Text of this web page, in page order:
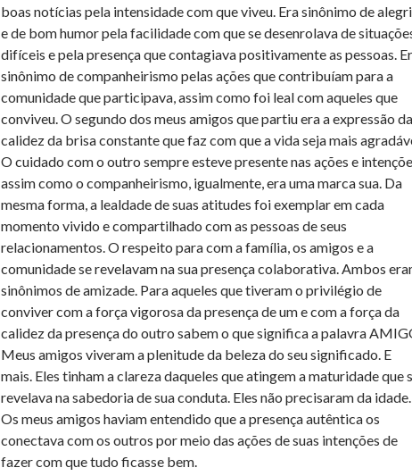
boas notícias pela intensidade com que viveu. Era sinônimo de
e de bom humor pela facilidade com que se desenrolava de
difíceis e pela presença que contagiava positivamente as pessoas.
sinônimo de companheirismo pelas ações que contribuíam para a
comunidade que participava, assim como foi leal com aqueles que
conviveu. O segundo dos meus amigos que partiu era a expressão da
calidez da brisa constante que faz com que a vida seja mais
O cuidado com o outro sempre esteve presente nas ações e
assim como o companheirismo, igualmente, era uma marca sua. Da
mesma forma, a lealdade de suas atitudes foi exemplar em cada
momento vivido e compartilhado com as pessoas de seus
relacionamentos. O respeito para com a família, os amigos e a
comunidade se revelavam na sua presença colaborativa. Ambos
sinônimos de amizade. Para aqueles que tiveram o privilégio de
conviver com a força vigorosa da presença de um e com a força da
calidez da presença do outro sabem o que significa a palavra
Meus amigos viveram a plenitude da beleza do seu significado. E
mais. Eles tinham a clareza daqueles que atingem a maturidade que
revelava na sabedoria de sua conduta. Eles não precisaram da idade.
Os meus amigos haviam entendido que a presença autêntica os
conectava com os outros por meio das ações de suas intenções de
fazer com que tudo ficasse bem.